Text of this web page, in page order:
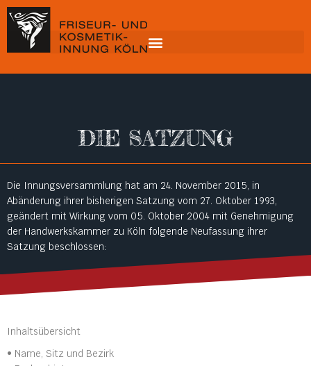
DIE SATZUNG
Die Innungsversammlung hat am 24. November 2015, in
Abänderung ihrer bisherigen Satzung vom 27. Oktober 1993,
geändert mit Wirkung vom 05. Oktober 2004 mit Genehmigung
der Handwerkskammer zu Köln folgende Neufassung ihrer
Satzung beschlossen:
Inhaltsübersicht
• Name, Sitz und Bezirk